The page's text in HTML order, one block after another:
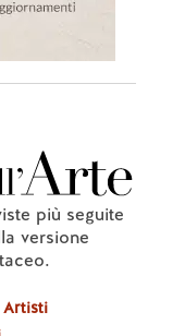
più seguite
versione
Artisti